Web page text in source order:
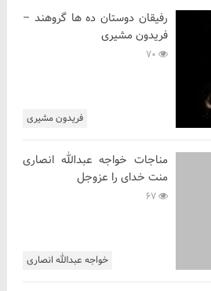
فریدون مشیری
رفیقان دوستان ده ها گروهند –
فریدون مشیری
خواجه عبدالله انصاری
مناجات خواجه عبدالله انصاری
منت خدای را عزوجل